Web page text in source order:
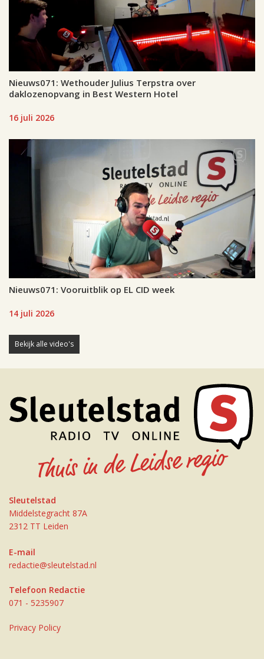
Nieuws071: Wethouder Julius Terpstra over
daklozenopvang in Best Western Hotel
16 juli 2026
Nieuws071: Vooruitblik op EL CID week
14 juli 2026
Bekijk alle video's
Sleutelstad
Middelstegracht 87A
2312 TT Leiden
E-mail
redactie@sleutelstad.nl
Telefoon Redactie
071 - 5235907
Privacy Policy